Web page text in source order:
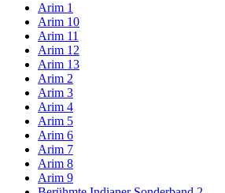
Arim 1
Arim 10
Arim 11
Arim 12
Arim 13
Arim 2
Arim 3
Arim 4
Arim 5
Arim 6
Arim 7
Arim 8
Arim 9